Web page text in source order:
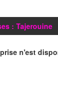
: Tajerouine
n'est